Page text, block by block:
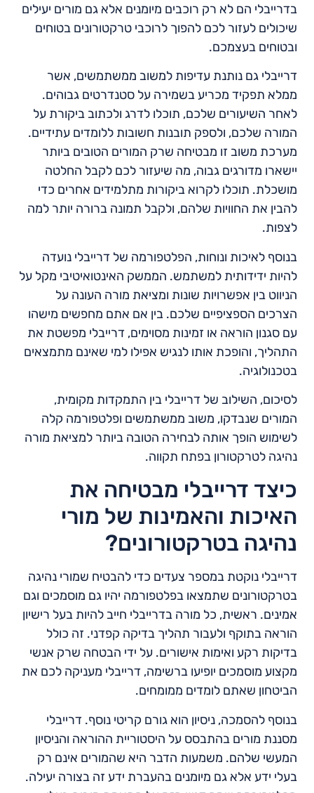
בדרייבלי הם לא רק רוכבים מיומנים אלא גם מורים יעילים
שיכולים לעזור לכם להפוך לרוכבי טרקטורונים בטוחים
ובטוחים בעצמכם.
דרייבלי גם נותנת עדיפות למשוב ממשתמשים, אשר
ממלא תפקיד מכריע בשמירה על סטנדרטים גבוהים.
לאחר השיעורים שלכם, תוכלו לדרג ולכתוב ביקורת על
המורה שלכם, ולספק תובנות חשובות ללומדים עתידיים.
מערכת משוב זו מבטיחה שרק המורים הטובים ביותר
יישארו מדורגים גבוה, מה שיעזור לכם לקבל החלטה
מושכלת. תוכלו לקרוא ביקורות מתלמידים אחרים כדי
להבין את החוויות שלהם, ולקבל תמונה ברורה יותר למה
לצפות.
בנוסף לאיכות ונוחות, הפלטפורמה של דרייבלי נועדה
להיות ידידותית למשתמש. הממשק האינטואיטיבי מקל על
הניווט בין אפשרויות שונות ומציאת מורה העונה על
הצרכים הספציפיים שלכם. בין אם אתם מחפשים מישהו
עם סגנון הוראה או זמינות מסוימים, דרייבלי מפשטת את
התהליך, והופכת אותו לנגיש אפילו למי שאינם מתמצאים
בטכנולוגיה.
לסיכום, השילוב של דרייבלי בין התמקדות מקומית,
המורים שנבדקו, משוב ממשתמשים ופלטפורמה קלה
לשימוש הופך אותה לבחירה הטובה ביותר למציאת מורה
נהיגה לטרקטורון בפתח תקווה.
כיצד דרייבלי מבטיחה את
האיכות והאמינות של מורי
נהיגה בטרקטורונים?
דרייבלי נוקטת במספר צעדים כדי להבטיח שמורי נהיגה
בטרקטורונים שתמצאו בפלטפורמה יהיו גם מוסמכים וגם
אמינים. ראשית, כל מורה בדרייבלי חייב להיות בעל רישיון
הוראה בתוקף ולעבור תהליך בדיקה קפדני. זה כולל
בדיקות רקע ואימות אישורים. על ידי הבטחה שרק אנשי
מקצוע מוסמכים יופיעו ברשימה, דרייבלי מעניקה לכם את
הביטחון שאתם לומדים ממומחים.
בנוסף להסמכה, ניסיון הוא גורם קריטי נוסף. דרייבלי
מסננת מורים בהתבסס על היסטוריית ההוראה והניסיון
המעשי שלהם. משמעות הדבר היא שהמורים אינם רק
בעלי ידע אלא גם מיומנים בהעברת ידע זה בצורה יעילה.